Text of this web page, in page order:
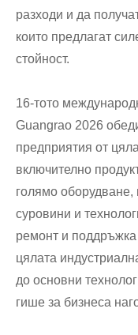
разходи и да
които предлагат
стойност.
16-тото
Guangrao 2026
предприятия от
включително
голямо
суровини и
ремонт и
цялата
до основни
гише за бизнеса